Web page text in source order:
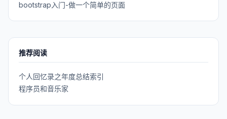
bootstrap入门-做一个简单的页面
推荐阅读
个人回忆录之年度总结索引
程序员和音乐家